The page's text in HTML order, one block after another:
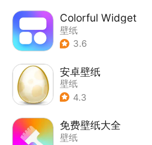
Colorful Widget
壁纸
3.6
安卓壁纸
壁纸
4.3
免费壁纸大全
壁纸